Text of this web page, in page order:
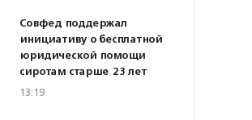
Совфед поддержал
инициативу о бесплатной
юридической помощи
сиротам старше 23 лет
13:19